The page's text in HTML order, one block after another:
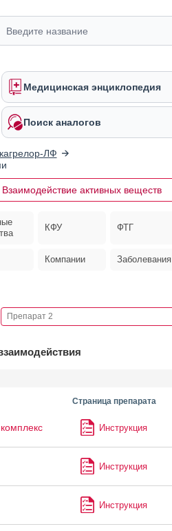
Медицинская энциклопедия
Поиск аналогов
ЛФ
Взаимодействие активных веществ
КФУ ФТГ
Компании Заболевания
Страница препарата
Инструкция
Инструкция
Инструкция